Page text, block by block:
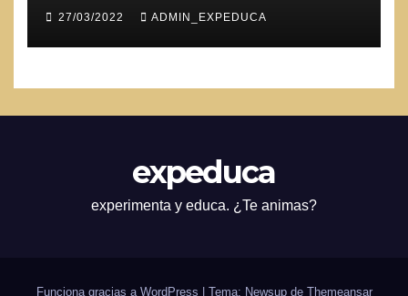
27/03/2022 ADMIN_EXPEDUCA
expeduca
experimenta y educa. ¿Te animas?
Funciona gracias a WordPress Tema: Newsup de Themeansar